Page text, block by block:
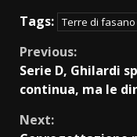
Tags: Terre di fasano
Continue
Reading
Previous:
Serie D, Ghilardi
continua, ma le
Next: